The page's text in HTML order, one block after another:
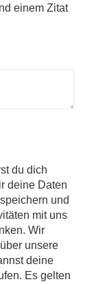
einem Zitat
du dich
deine Daten
und
mit uns
Wir
unsere
deine
Es gelten